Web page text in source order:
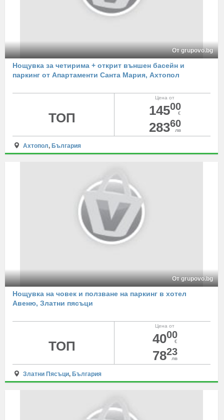
От grupovo.bg
Нощувка за четирима + открит външен басейн и
паркинг от Апартаменти Санта Мария, Ахтопол
Цена от
14500
€
28360
лв
ТОП
Ахтопол, България
От grupovo.bg
Нощувка на човек и ползване на паркинг в хотел
Авеню, Златни пясъци
Цена от
4000
€
7823
лв
ТОП
Златни Пясъци, България